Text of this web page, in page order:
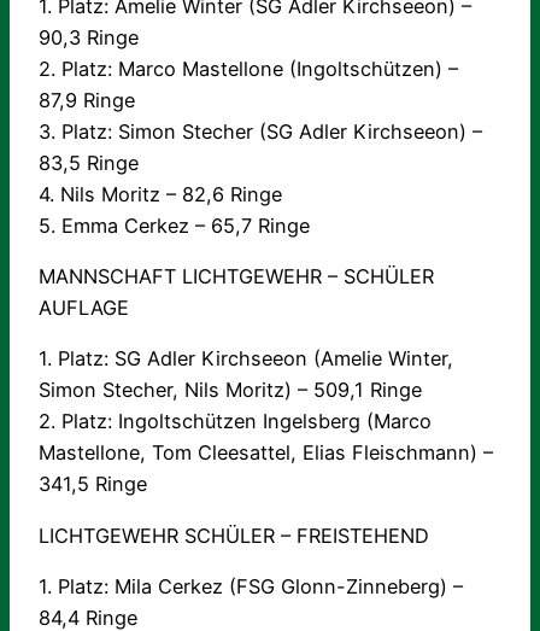
1. Platz: Amelie Winter (SG Adler Kirchseeon) –
90,3 Ringe
2. Platz: Marco Mastellone (Ingoltschützen) –
87,9 Ringe
3. Platz: Simon Stecher (SG Adler Kirchseeon) –
83,5 Ringe
4. Nils Moritz – 82,6 Ringe
5. Emma Cerkez – 65,7 Ringe
MANNSCHAFT LICHTGEWEHR – SCHÜLER
AUFLAGE
1. Platz: SG Adler Kirchseeon (Amelie Winter,
Simon Stecher, Nils Moritz) – 509,1 Ringe
2. Platz: Ingoltschützen Ingelsberg (Marco
Mastellone, Tom Cleesattel, Elias Fleischmann) –
341,5 Ringe
LICHTGEWEHR SCHÜLER – FREISTEHEND
1. Platz: Mila Cerkez (FSG Glonn-Zinneberg) –
84,4 Ringe